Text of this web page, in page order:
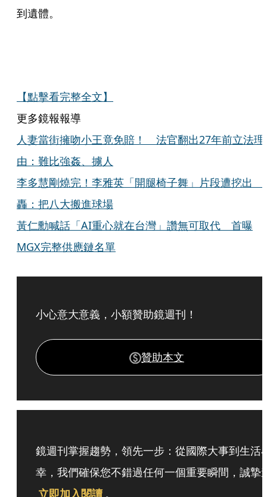
到遺體。
【點擊看完整全文】
更多鏡報報導
人妻當街擁吻小王竟免賠！ 法官翻出27年前立法理
由：難比強姦、擄人
李多慧剛燒完！李雅英「開腿椅子舞」片段遭挖出
轟：把八大搬進球場
黃仁勳喊話「AI重心就在台灣」讚無可取代 首曝
MGX完整供應鏈名單
小心意大意義，小額贊助鏡週刊！
贊助本文
鏡週刊掌握趨勢，領先一步：從國際大事到生活
幸，我們確保您不錯過任何一個重要瞬間，誠摯
立即加入閱讀 。